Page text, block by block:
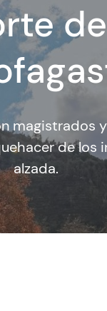
magistrados
de los
alzada.